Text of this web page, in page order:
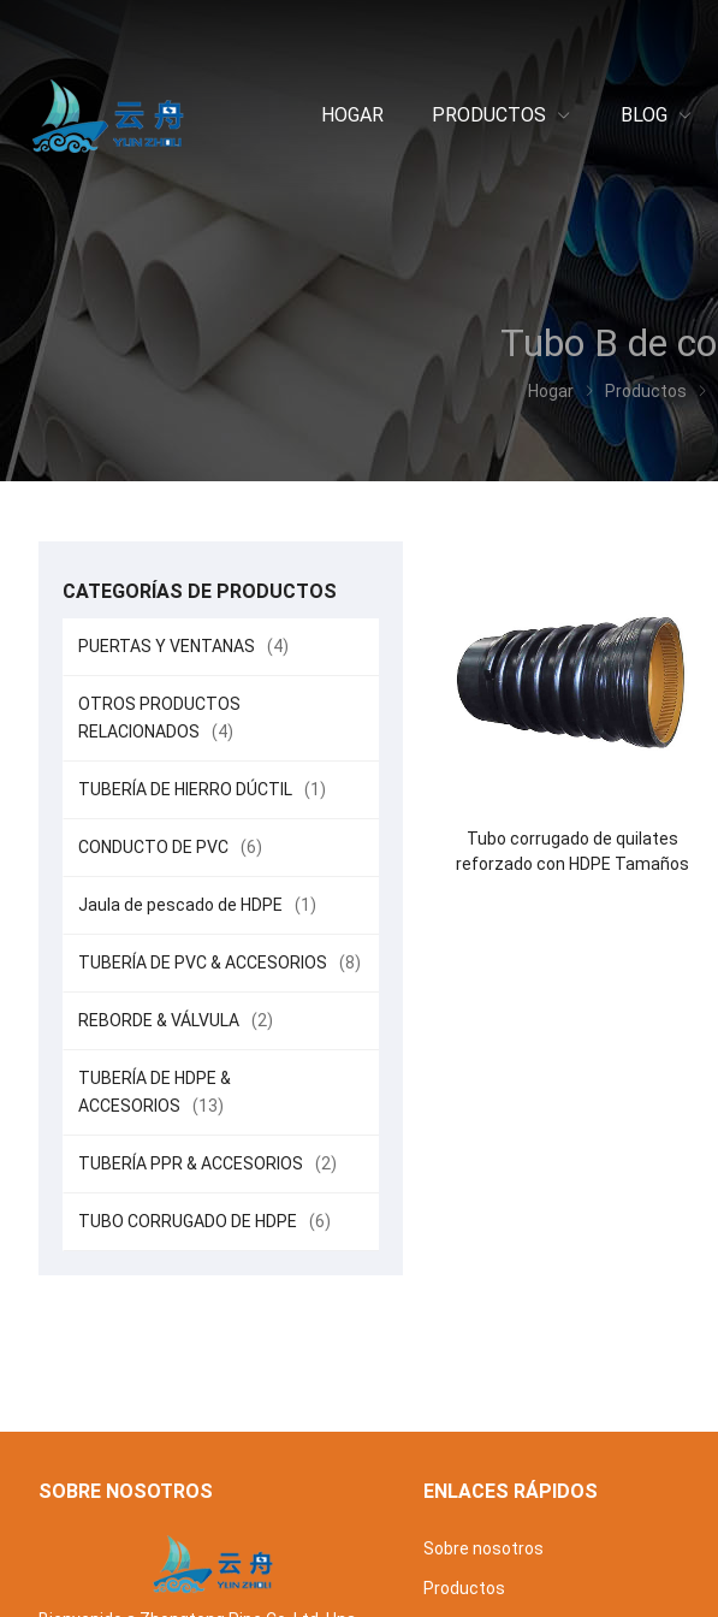
HOGAR PRODUCTOS BLOG
Hogar Productos
Tubo corrugado de quilates
reforzado con HDPE Tamaños
CATEGORÍAS DE PRODUCTOS
PUERTAS Y VENTANAS (4)
OTROS PRODUCTOS
RELACIONADOS
(4)
TUBERÍA DE HIERRO DÚCTIL (1)
CONDUCTO DE PVC (6)
Jaula de pescado de HDPE (1)
TUBERÍA DE PVC & ACCESORIOS (8)
REBORDE & VÁLVULA (2)
TUBERÍA DE HDPE &
ACCESORIOS
(13)
TUBERÍA PPR & ACCESORIOS (2)
TUBO CORRUGADO DE HDPE (6)
SOBRE NOSOTROS ENLACES RÁPIDOS
Sobre nosotros
Productos